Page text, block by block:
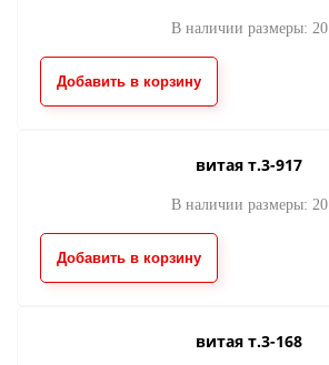
В наличии размеры: 20
Добавить в корзину
витая т.3-917
В наличии размеры: 20
Добавить в корзину
витая т.3-168